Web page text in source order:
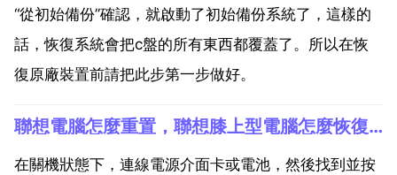
“從初始備份”確認，就啟動了初始備份系統了，這樣的
話，恢復系統會把c盤的所有東西都覆蓋了。所以在恢
復原廠裝置前請把此步第一步做好。
聯想電腦怎麼重置，聯想膝上型電腦怎麼恢復出廠設定？
在關機狀態下，連線電源介面卡或電池，然後找到並按